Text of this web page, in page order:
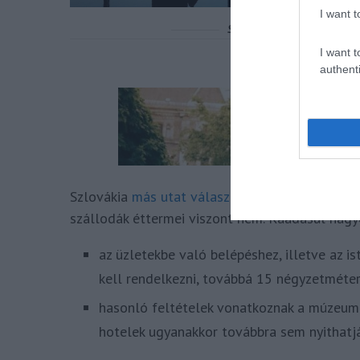
I want
I want
Szlovákia más utat választott
, mert bár ott
szállodák éttermei viszont nem. Ráadásul
az üzletekbe való belépéshez, illetve az
kell rendelkezni, továbbá 15
hasonló feltételek vonatkoznak a
hotelek ugyanakkor továbbra sem